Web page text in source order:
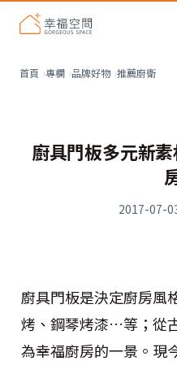
首頁 專欄 品牌好物 推薦廚衛
廚具門板多元新
2017-07-
廚具門板是決定廚房風
烤、鋼琴烤漆…等；從
為幸福廚房的一景。現